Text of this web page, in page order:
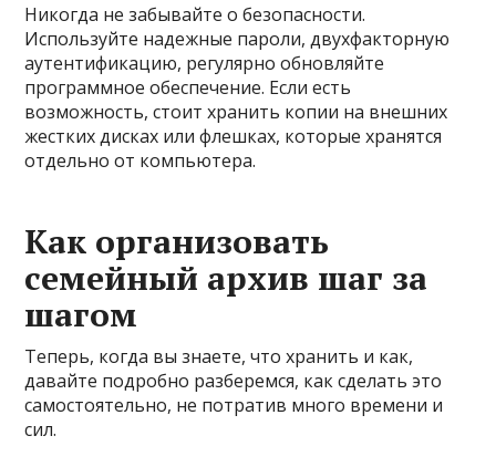
Никогда не забывайте о безопасности.
Используйте надежные пароли, двухфакторную
аутентификацию, регулярно обновляйте
программное обеспечение. Если есть
возможность, стоит хранить копии на внешних
жестких дисках или флешках, которые хранятся
отдельно от компьютера.
Как организовать
семейный архив шаг за
шагом
Теперь, когда вы знаете, что хранить и как,
давайте подробно разберемся, как сделать это
самостоятельно, не потратив много времени и
сил.